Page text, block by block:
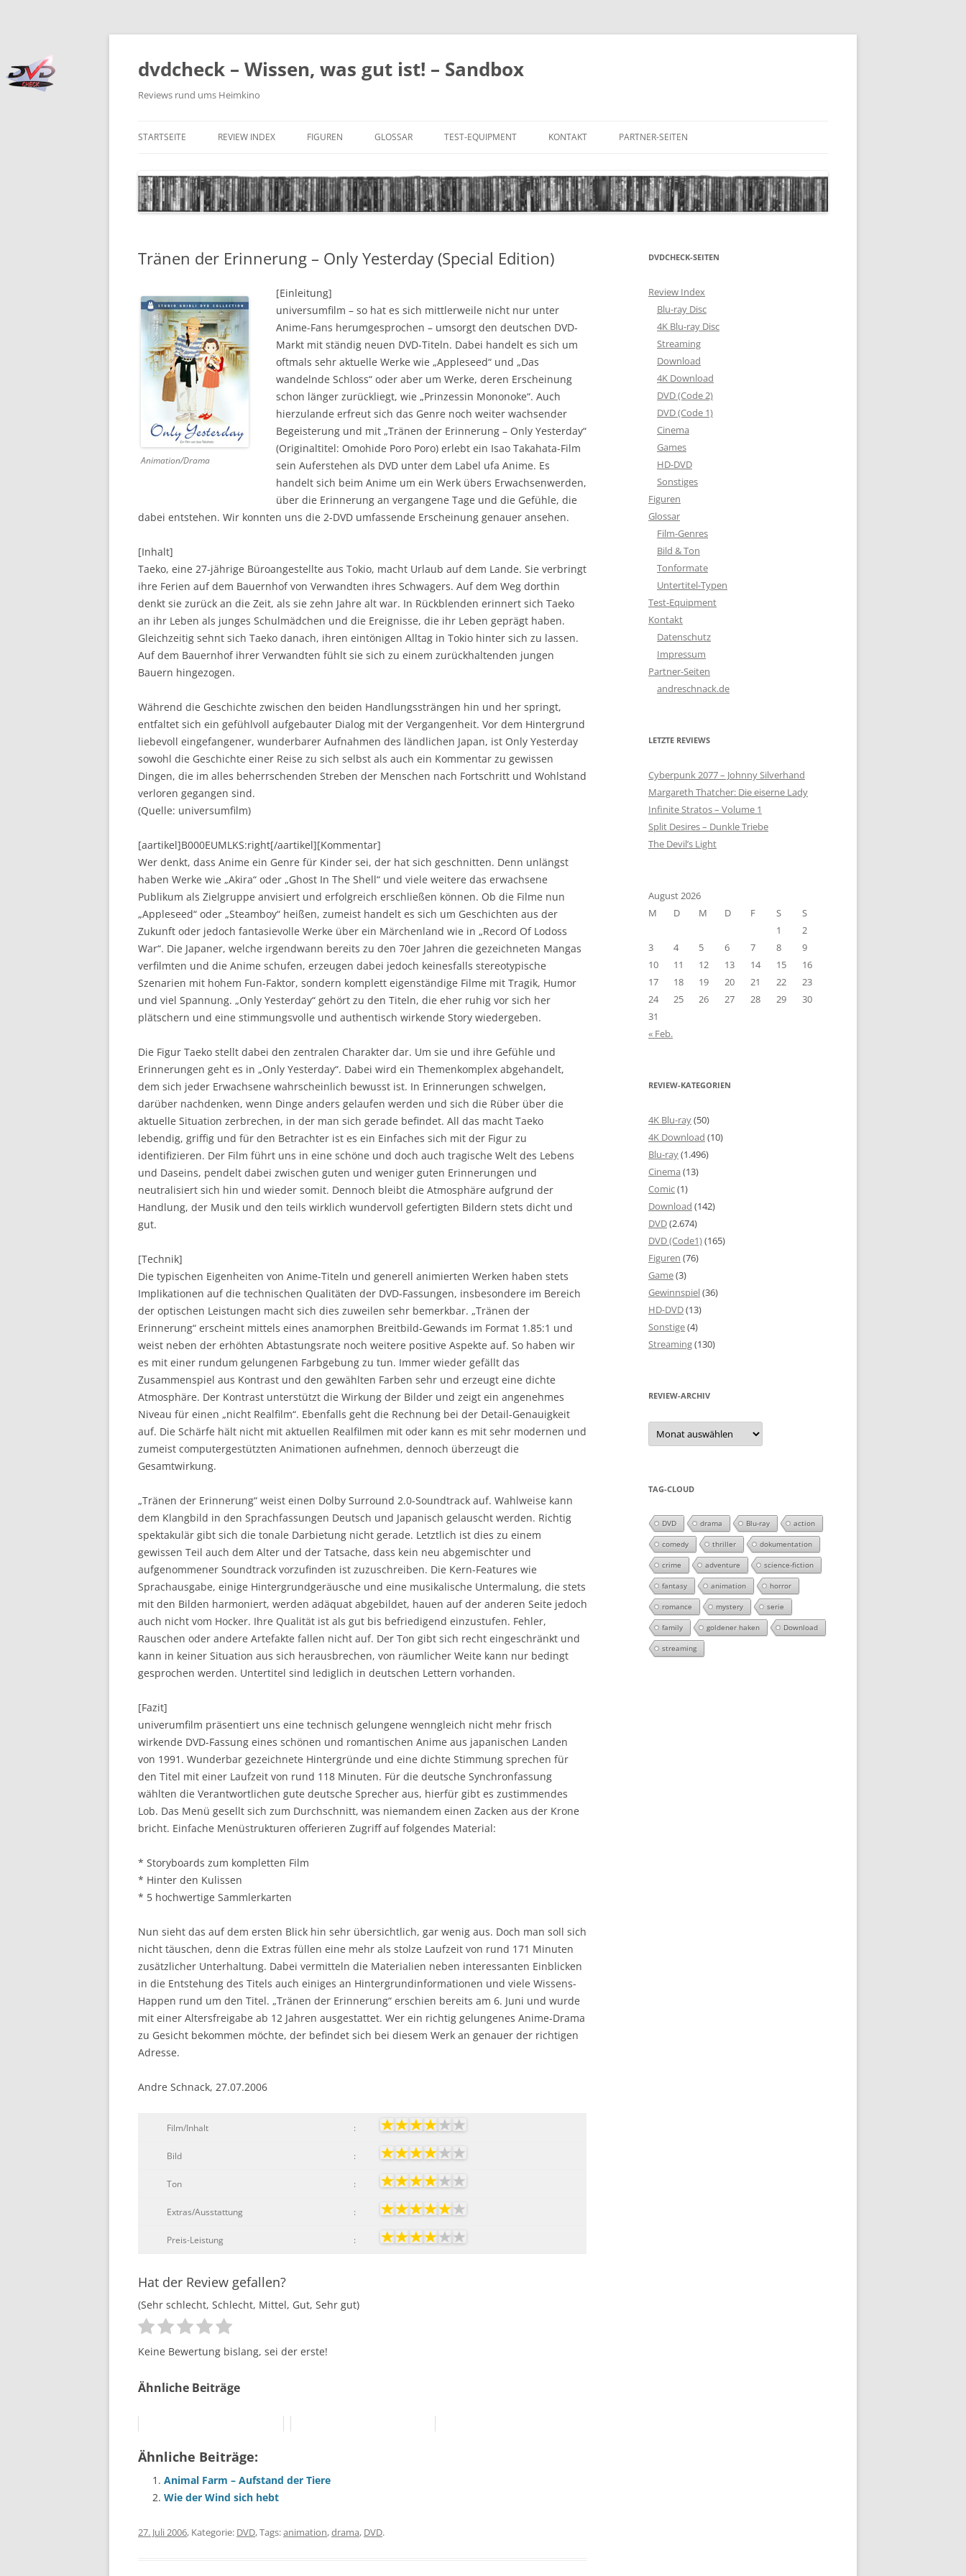
Zum
springen
dvdcheck – Wissen, was gut ist! – Sandbox
Reviews rund ums Heimkino
STARTSEITE REVIEW INDEX
4K BLU-RAY DISC
DOWNLOAD
DVD (CODE 2)
DVD (CODE 1)
CINEMA
HD-DVD
FIGUREN GLOSSAR
BILD & TON
UNTERTITEL-TYPEN
TEST-EQUIPMENT KONTAKT
IMPRESSUM
PARTNER-SEITEN
Tränen der Erinnerung – Only Yesterday (Special Edition)
Animation/Drama
[Einleitung]
universumfilm – so hat es sich mittlerweile nicht nur unter
Anime-Fans herumgesprochen – umsorgt den deutschen DVD-
Markt mit ständig neuen DVD-Titeln. Dabei handelt es sich um
oftmals sehr aktuelle Werke wie „Appleseed“ und „Das
wandelnde Schloss“ oder aber um Werke, deren Erscheinung
schon länger zurückliegt, wie „Prinzessin Mononoke“. Auch
hierzulande erfreut sich das Genre noch weiter wachsender
Begeisterung und mit „Tränen der Erinnerung – Only Yesterday“
(Originaltitel: Omohide Poro Poro) erlebt ein Isao Takahata-Film
sein Auferstehen als DVD unter dem Label ufa Anime. Es
handelt sich beim Anime um ein Werk übers Erwachsenwerden,
über die Erinnerung an vergangene Tage und die Gefühle, die
dabei entstehen. Wir konnten uns die 2-DVD umfassende Erscheinung genauer ansehen.
[Inhalt]
Taeko, eine 27-jährige Büroangestellte aus Tokio, macht Urlaub auf dem Lande. Sie verbringt
ihre Ferien auf dem Bauernhof von Verwandten ihres Schwagers. Auf dem Weg dorthin
denkt sie zurück an die Zeit, als sie zehn Jahre alt war. In Rückblenden erinnert sich Taeko
an ihr Leben als junges Schulmädchen und die Ereignisse, die ihr Leben geprägt haben.
Gleichzeitig sehnt sich Taeko danach, ihren eintönigen Alltag in Tokio hinter sich zu lassen.
Auf dem Bauernhof ihrer Verwandten fühlt sie sich zu einem zurückhaltenden jungen
Bauern hingezogen.
Während die Geschichte zwischen den beiden Handlungssträngen hin und her springt,
entfaltet sich ein gefühlvoll aufgebauter Dialog mit der Vergangenheit. Vor dem Hintergrund
liebevoll eingefangener, wunderbarer Aufnahmen des ländlichen Japan, ist Only Yesterday
sowohl die Geschichte einer Reise zu sich selbst als auch ein Kommentar zu gewissen
Dingen, die im alles beherrschenden Streben der Menschen nach Fortschritt und Wohlstand
verloren gegangen sind.
(Quelle: universumfilm)
[aartikel]B000EUMLKS:right[/aartikel][Kommentar]
Wer denkt, dass Anime ein Genre für Kinder sei, der hat sich geschnitten. Denn unlängst
haben Werke wie „Akira“ oder „Ghost In The Shell“ und viele weitere das erwachsene
Publikum als Zielgruppe anvisiert und erfolgreich erschließen können. Ob die Filme nun
„Appleseed“ oder „Steamboy“ heißen, zumeist handelt es sich um Geschichten aus der
Zukunft oder jedoch fantasievolle Werke über ein Märchenland wie in „Record Of Lodoss
War“. Die Japaner, welche irgendwann bereits zu den 70er Jahren die gezeichneten Mangas
verfilmten und die Anime schufen, erzeugen dabei jedoch keinesfalls stereotypische
Szenarien mit hohem Fun-Faktor, sondern komplett eigenständige Filme mit Tragik, Humor
und viel Spannung. „Only Yesterday“ gehört zu den Titeln, die eher ruhig vor sich her
plätschern und eine stimmungsvolle und authentisch wirkende Story wiedergeben.
Die Figur Taeko stellt dabei den zentralen Charakter dar. Um sie und ihre Gefühle und
Erinnerungen geht es in „Only Yesterday“. Dabei wird ein Themenkomplex abgehandelt,
dem sich jeder Erwachsene wahrscheinlich bewusst ist. In Erinnerungen schwelgen,
darüber nachdenken, wenn Dinge anders gelaufen werden und sich die Rüber über die
aktuelle Situation zerbrechen, in der man sich gerade befindet. All das macht Taeko
lebendig, griffig und für den Betrachter ist es ein Einfaches sich mit der Figur zu
identifizieren. Der Film führt uns in eine schöne und doch auch tragische Welt des Lebens
und Daseins, pendelt dabei zwischen guten und weniger guten Erinnerungen und
neutralisiert sich hin und wieder somit. Dennoch bleibt die Atmosphäre aufgrund der
Handlung, der Musik und den teils wirklich wundervoll gefertigten Bildern stets dicht und
gut.
[Technik]
Die typischen Eigenheiten von Anime-Titeln und generell animierten Werken haben stets
Implikationen auf die technischen Qualitäten der DVD-Fassungen, insbesondere im Bereich
der optischen Leistungen macht sich dies zuweilen sehr bemerkbar. „Tränen der
Erinnerung“ erscheint mittels eines anamorphen Breitbild-Gewands im Format 1.85:1 und
weist neben der erhöhten Abtastungsrate noch weitere positive Aspekte auf. So haben wir
es mit einer rundum gelungenen Farbgebung zu tun. Immer wieder gefällt das
Zusammenspiel aus Kontrast und den gewählten Farben sehr und erzeugt eine dichte
Atmosphäre. Der Kontrast unterstützt die Wirkung der Bilder und zeigt ein angenehmes
Niveau für einen „nicht Realfilm“. Ebenfalls geht die Rechnung bei der Detail-Genauigkeit
auf. Die Schärfe hält nicht mit aktuellen Realfilmen mit oder kann es mit sehr modernen und
zumeist computergestützten Animationen aufnehmen, dennoch überzeugt die
Gesamtwirkung.
„Tränen der Erinnerung“ weist einen Dolby Surround 2.0-Soundtrack auf. Wahlweise kann
dem Klangbild in den Sprachfassungen Deutsch und Japanisch gelauscht werden. Richtig
spektakulär gibt sich die tonale Darbietung nicht gerade. Letztlich ist dies zu einem
gewissen Teil auch dem Alter und der Tatsache, dass kein neu abgemischter und
aufgenommener Soundtrack vorzufinden ist zuzuschreiben. Die Kern-Features wie
Sprachausgabe, einige Hintergrundgeräusche und eine musikalische Untermalung, die stets
mit den Bilden harmoniert, werden adäquat abgebildet, hauen auf der anderen Seite jedoch
auch nicht vom Hocker. Ihre Qualität ist als gut bis befriedigend einzustufen. Fehler,
Rauschen oder andere Artefakte fallen nicht auf. Der Ton gibt sich recht eingeschränkt und
kann in keiner Situation aus sich herausbrechen, von räumlicher Weite kann nur bedingt
gesprochen werden. Untertitel sind lediglich in deutschen Lettern vorhanden.
[Fazit]
univerumfilm präsentiert uns eine technisch gelungene wenngleich nicht mehr frisch
wirkende DVD-Fassung eines schönen und romantischen Anime aus japanischen Landen
von 1991. Wunderbar gezeichnete Hintergründe und eine dichte Stimmung sprechen für
den Titel mit einer Laufzeit von rund 118 Minuten. Für die deutsche Synchronfassung
wählten die Verantwortlichen gute deutsche Sprecher aus, hierfür gibt es zustimmendes
Lob. Das Menü gesellt sich zum Durchschnitt, was niemandem einen Zacken aus der Krone
bricht. Einfache Menüstrukturen offerieren Zugriff auf folgendes Material:
* Storyboards zum kompletten Film
* Hinter den Kulissen
* 5 hochwertige Sammlerkarten
Nun sieht das auf dem ersten Blick hin sehr übersichtlich, gar wenig aus. Doch man soll sich
nicht täuschen, denn die Extras füllen eine mehr als stolze Laufzeit von rund 171 Minuten
zusätzlicher Unterhaltung. Dabei vermitteln die Materialien neben interessanten Einblicken
in die Entstehung des Titels auch einiges an Hintergrundinformationen und viele Wissens-
Happen rund um den Titel. „Tränen der Erinnerung“ erschien bereits am 6. Juni und wurde
mit einer Altersfreigabe ab 12 Jahren ausgestattet. Wer ein richtig gelungenes Anime-Drama
zu Gesicht bekommen möchte, der befindet sich bei diesem Werk an genauer der richtigen
Adresse.
Andre Schnack, 27.07.2006
Film/Inhalt :
Bild :
Ton :
Extras/Ausstattung :
Preis-Leistung :
Hat der Review gefallen?
(Sehr schlecht, Schlecht, Mittel, Gut, Sehr gut)
Keine Bewertung bislang, sei der erste!
Ähnliche Beiträge
Ähnliche Beiträge:
Animal Farm – Aufstand der Tiere
Wie der Wind sich hebt
27. Juli 2006, Kategorie: DVD, Tags:animation,drama, DVD.
DVDCHECK-SEITEN
Review Index
Blu-ray Disc
4K Blu-ray Disc
Streaming
Download
4K Download
DVD (Code 2)
DVD (Code 1)
Cinema
Games
HD-DVD
Sonstiges
Figuren
Glossar
Film-Genres
Bild & Ton
Tonformate
Untertitel-Typen
Test-Equipment
Kontakt
Datenschutz
Impressum
Partner-Seiten
andreschnack.de
LETZTE REVIEWS
Cyberpunk 2077 – Johnny Silverhand
Margareth Thatcher: Die eiserne Lady
Infinite Stratos – Volume 1
Split Desires – Dunkle Triebe
The Devil’s Light
August 2026
M
D M D F S
S
1
2
3
4 5 6 7 8
9
10
11 12 13 14 15
16
17
18 19 20 21 22
23
24
25 26 27 28 29
30
31
« Feb.
REVIEW-KATEGORIEN
4K Blu-ray(50)
4K Download (10)
Blu-ray(1.496)
Cinema (13)
Comic(1)
Download (142)
DVD(2.674)
DVD (Code1)(165)
Figuren (76)
Game(3)
Gewinnspiel(36)
HD-DVD(13)
Sonstige(4)
Streaming(130)
REVIEW-ARCHIV
Review-
Archiv
TAG-CLOUD
DVD drama Blu-ray action
comedy thriller dokumentation
crime adventure science-fiction
fantasy animation horror
romance mystery serie
family goldener haken Download
streaming